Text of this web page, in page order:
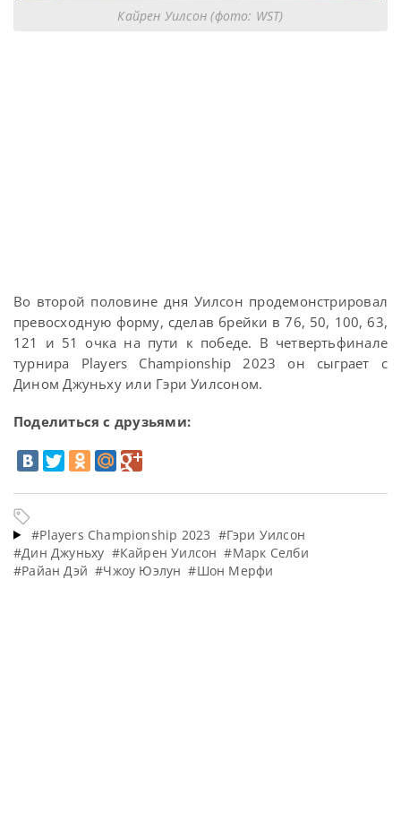
Кайрен Уилсон (фото: WST)
Во второй половине дня Уилсон продемонстрировал
превосходную форму, сделав брейки в 76, 50, 100, 63,
121 и 51 очка на пути к победе. В четвертьфинале
турнира Players Championship 2023 он сыграет с
Дином Джуньху или Гэри Уилсоном.
Поделиться с друзьями:
#Players Championship 2023 #Гэри Уилсон
#Дин Джуньху #Кайрен Уилсон #Марк Селби
#Райан Дэй #Чжоу Юэлун #Шон Мерфи